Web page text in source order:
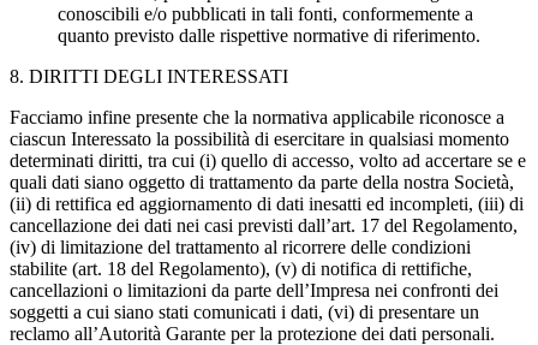
conoscibili e/o pubblicati in tali fonti, conformemente a
quanto previsto dalle rispettive normative di riferimento.
8. DIRITTI DEGLI INTERESSATI
Facciamo infine presente che la normativa applicabile riconosce a
ciascun Interessato la possibilità di esercitare in qualsiasi momento
determinati diritti, tra cui (i) quello di accesso, volto ad accertare se e
quali dati siano oggetto di trattamento da parte della nostra Società,
(ii) di rettifica ed aggiornamento di dati inesatti ed incompleti, (iii) di
cancellazione dei dati nei casi previsti dall’art. 17 del Regolamento,
(iv) di limitazione del trattamento al ricorrere delle condizioni
stabilite (art. 18 del Regolamento), (v) di notifica di rettifiche,
cancellazioni o limitazioni da parte dell’Impresa nei confronti dei
soggetti a cui siano stati comunicati i dati, (vi) di presentare un
reclamo all’Autorità Garante per la protezione dei dati personali.